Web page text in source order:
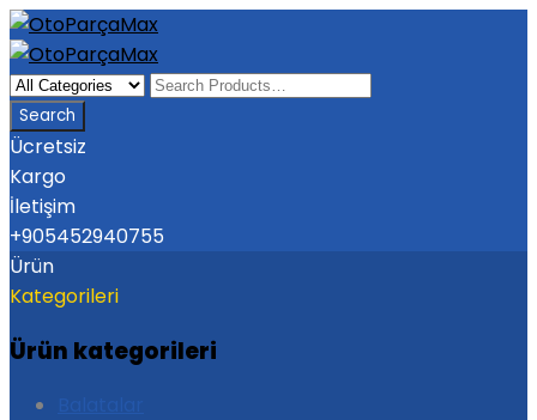
Ücretsiz
Kargo
İletişim
+905452940755
Ürün
Kategorileri
Ürün kategorileri